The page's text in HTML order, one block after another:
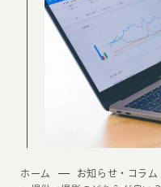
ホーム お知らせ・コラム